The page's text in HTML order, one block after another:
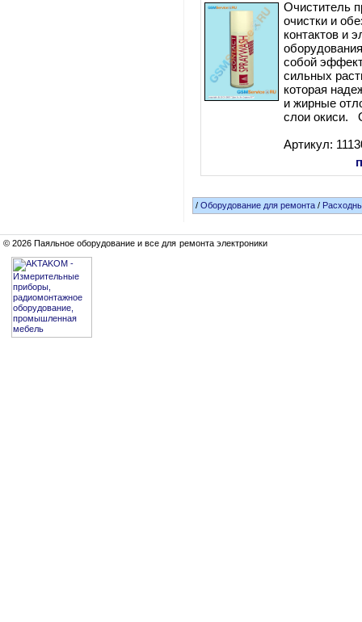
Очиститель
очистки и
контактов и
собой
сильных
которая
и жирные
слои окиси.
Артикул:
/Оборудование для ремонта /
© 2026 Паяльное оборудование и все для ремонта электроники